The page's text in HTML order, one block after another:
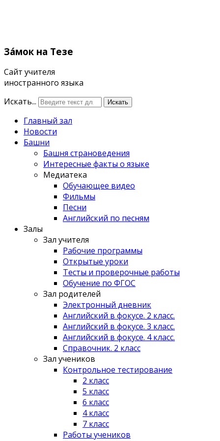
Зáмок на Тезе
Сайт учителя
иностранного языка
Искать...
Искать
Главный зал
Новости
Башни
Башня страноведения
Интересные факты о языке
Медиатека
Обучающее видео
Фильмы
Песни
Английский по песням
Залы
Зал учителя
Рабочие программы
Открытые уроки
Тесты и проверочные работы
Обучение по ФГОС
Зал родителей
Электронный дневник
Английский в фокусе. 2 класс.
Английский в фокусе. 3 класс.
Английский в фокусе. 4 класс.
Справочник. 2 класс
Зал учеников
Контрольное тестирование
2 класс
5 класс
6 класс
4 класс
7 класс
Работы учеников